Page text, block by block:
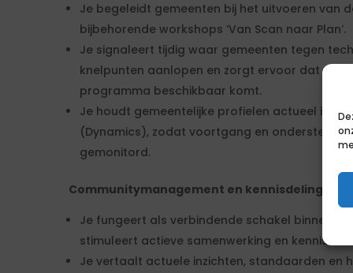
Je begeleidt gemeenten bij het uitvoeren van
bijbehorende workshops ‘Van Scan naar Plan’.
Je signaleert tijdig waar gemeenten tegen
knelpunten aanlopen en zorgt ervoor dat
programma beschikbaar komt.
Je houdt gemeentelijke profielen actueel in het
(Dynamics), zodat voortgang en
gemonitord.
Communitymanagement en kennisdeling
Je fungeert als verbindende schakel binnen
stimuleert actieve samenwerking en
Je vertaalt actuele inzichten, standaarden en